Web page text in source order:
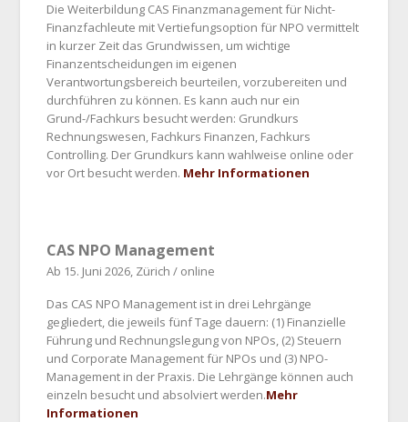
Die Weiterbildung CAS Finanzmanagement für Nicht-
Finanzfachleute mit Vertiefungsoption für NPO vermittelt
in kurzer Zeit das Grundwissen, um wichtige
Finanzentscheidungen im eigenen
Verantwortungsbereich beurteilen, vorzubereiten und
durchführen zu können. Es kann auch nur ein
Grund-/Fachkurs besucht werden: Grundkurs
Rechnungswesen, Fachkurs Finanzen, Fachkurs
Controlling. Der Grundkurs kann wahlweise online oder
vor Ort besucht werden. Mehr Informationen
CAS NPO Management
Ab 15. Juni 2026, Zürich / online
Das CAS NPO Management ist in drei Lehrgänge
gegliedert, die jeweils fünf Tage dauern: (1) Finanzielle
Führung und Rechnungslegung von NPOs, (2) Steuern
und Corporate Management für NPOs und (3) NPO-
Management in der Praxis. Die Lehrgänge können auch
einzeln besucht und absolviert werden.Mehr
Informationen